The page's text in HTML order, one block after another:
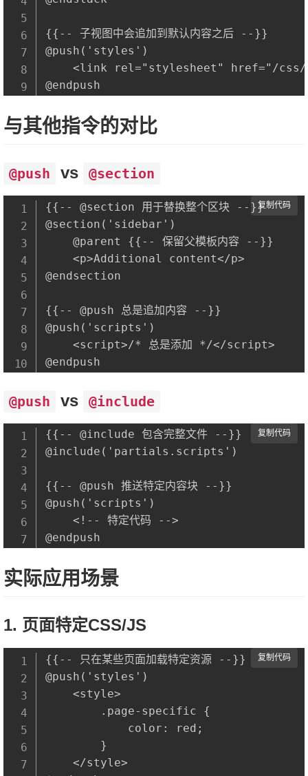
{{-- 子视图中会追加到默认内容之后 --}}
@push('styles')
<link rel="stylesheet" href="/
与其他指令的对比
@push vs @section
{{-- @section 用于替换整个区块 --}}
@section('sidebar')
    @parent {{-- 保留父模板内容 --}}
    <p>Additional content</p>
@endsection
{{-- @push 总是追加内容 --}}
@push('scripts')
    <script>/* 总是添加 */</script>
复制代码
@push vs @include
{{-- @include 包含完整文件 --}}
@include('partials.scripts')
{{-- @push 推送特定内容块 --}}
@push('scripts')
    <!-- 特定代码 -->
复制代码
实际应用场景
1. 页面特定CSS/JS
{{-- 只在某些页面加载特定资源 --}}
@push('styles')
    <style>
        .page-specific {
            color: red;
        }
    </style>
复制代码